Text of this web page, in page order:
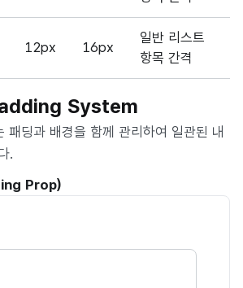
12px 16px
일반 리스트
항목 간격
System
딩과 배경을 함께 관리하여 일관된 내
.
Prop)